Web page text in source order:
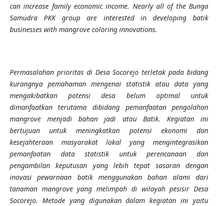
can increase family economic income. Nearly all of the Bunga
Samudra PKK group are interested in developing batik
businesses with mangrove coloring innovations.
Permasalahan prioritas di Desa Socorejo terletak pada bidang
kurangnya pemahaman mengenai statistik atau data yang
mengakibatkan potensi desa belum optimal untuk
dimanfaatkan terutama dibidang pemanfaatan pengolahan
mangrove menjadi bahan jadi atau Batik. Kegiatan ini
bertujuan untuk meningkatkan potensi ekonomi dan
kesejahteraan masyarakat lokal yang mengintegrasikan
pemanfaatan data statistik untuk perencanaan dan
pengambilan keputusan yang lebih tepat sasaran dengan
inovasi pewarnaan batik menggunakan bahan alami dari
tanaman mangrove yang melimpah di wilayah pesisir Desa
Socorejo. Metode yang digunakan dalam kegiatan ini yaitu